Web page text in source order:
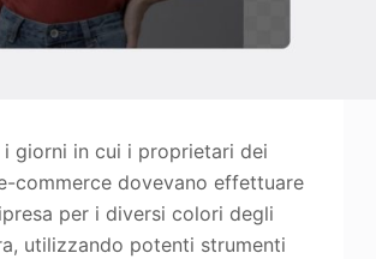
giorni in cui i proprietari dei
commerce dovevano effettuare
per i diversi colori degli
utilizzando potenti strumenti